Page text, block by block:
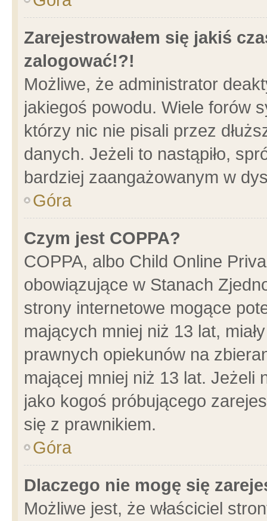
Zarejestrowałem się jakiś
zalogować!?!
Możliwe, że administrator
jakiegoś powodu. Wiele forów
którzy nic nie pisali przez
danych. Jeżeli to nastąpiło,
bardziej zaangażowanym w
Góra
Czym jest COPPA?
COPPA, albo Child Online
obowiązujące w Stanach
strony internetowe mogące
mających mniej niż 13 lat,
prawnych opiekunów na
mającej mniej niż 13 lat. Jeżeli
jako kogoś próbującego
się z prawnikiem.
Góra
Dlaczego nie mogę się
Możliwe jest, że właściciel